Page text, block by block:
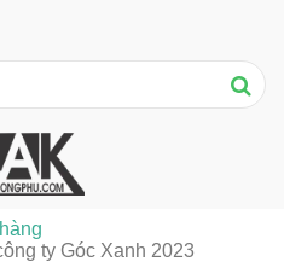
ty Góc Xanh 2023